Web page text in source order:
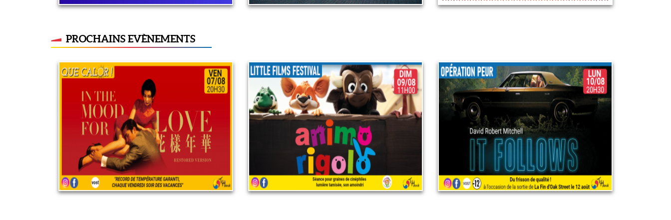
PROCHAINS EVÈNEMENTS
In the Mood for Love
7 août 2026
LIRE PLUS
Little films festival : Animo
rigolo
9 août 2026
LIRE PLUS
Opération peur : "It follows"
10 août 2026
LIRE PLUS